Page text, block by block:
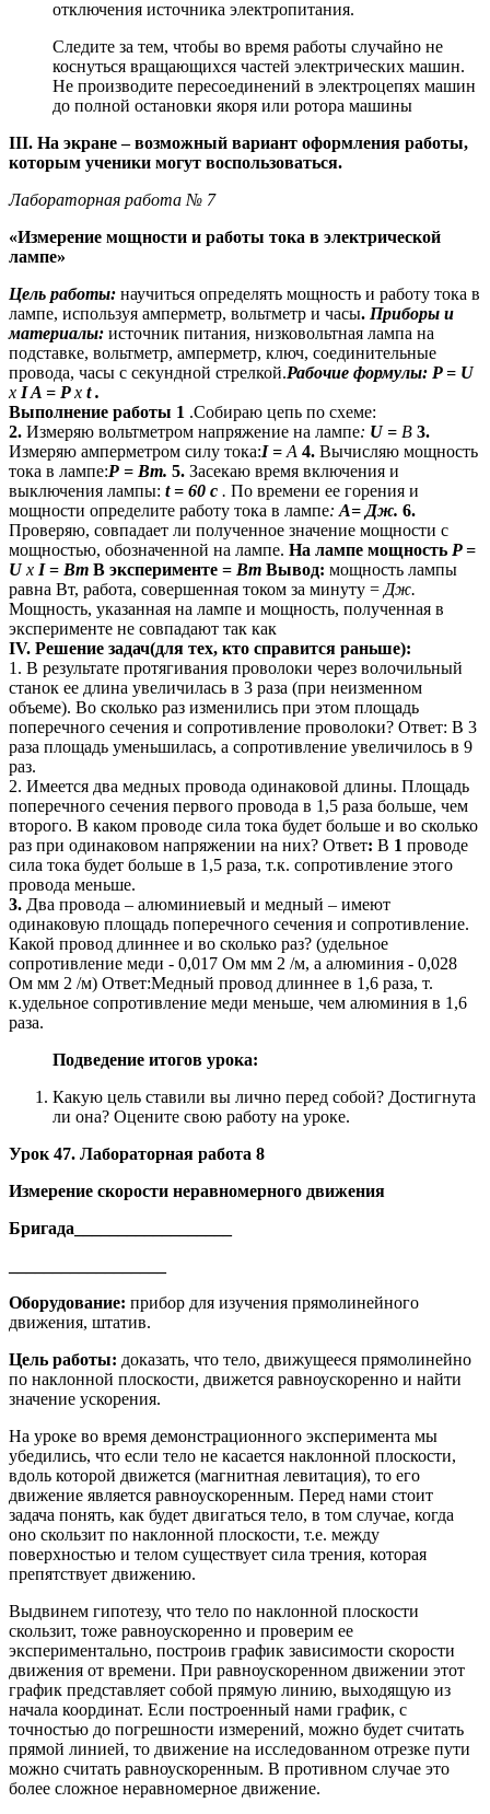
отключения источника электропитания.
Следите за тем, чтобы во время работы случайно не
коснуться вращающихся частей электрических машин.
Не производите пересоединений в электроцепях машин
до полной остановки якоря или ротора машины
III. На экране – возможный вариант оформления работы,
которым ученики могут воспользоваться.
Лабораторная работа № 7
«Измерение мощности и работы тока в электрической
лампе»
Цель работы: научиться определять мощность и работу тока в
лампе, используя амперметр, вольтметр и часы. Приборы и
материалы: источник питания, низковольтная лампа на
подставке, вольтметр, амперметр, ключ, соединительные
провода, часы с секундной стрелкой.Рабочие формулы: P = U
х IA = Pх t.
Выполнение работы 1 .Собираю цепь по схеме:
2. Измеряю вольтметром напряжение на лампе: U = B 3.
Измеряю амперметром силу тока:I = A 4. Вычисляю мощность
тока в лампе:Р = Вт. 5. Засекаю время включения и
выключения лампы: t = 60 c . По времени ее горения и
мощности определите работу тока в лампе: А= Дж. 6.
Проверяю, совпадает ли полученное значение мощности с
мощностью, обозначенной на лампе. На лампе мощность P =
Uх I= Вт В эксперименте = Вт Вывод: мощность лампы
равна Вт, работа, совершенная током за минуту = Дж.
Мощность, указанная на лампе и мощность, полученная в
эксперименте не совпадают так как
IV. Решение задач(для тех, кто справится раньше):
1. В результате протягивания проволоки через волочильный
станок ее длина увеличилась в 3 раза (при неизменном
объеме). Во сколько раз изменились при этом площадь
поперечного сечения и сопротивление проволоки? Ответ: В 3
раза площадь уменьшилась, а сопротивление увеличилось в 9
раз.
2. Имеется два медных провода одинаковой длины. Площадь
поперечного сечения первого провода в 1,5 раза больше, чем
второго. В каком проводе сила тока будет больше и во сколько
раз при одинаковом напряжении на них? Ответ: В 1 проводе
сила тока будет больше в 1,5 раза, т.к. сопротивление этого
провода меньше.
3. Два провода – алюминиевый и медный – имеют
одинаковую площадь поперечного сечения и сопротивление.
Какой провод длиннее и во сколько раз? (удельное
сопротивление меди - 0,017 Ом мм 2 /м, а алюминия - 0,028
Ом мм 2 /м) Ответ:Медный провод длиннее в 1,6 раза, т.
к.удельное сопротивление меди меньше, чем алюминия в 1,6
раза.
Подведение итогов урока:
Какую цель ставили вы лично перед собой? Достигнута
ли она? Оцените свою работу на уроке.
Урок 47. Лабораторная работа 8
Измерение скорости неравномерного движения
Бригада__________________
Оборудование: прибор для изучения прямолинейного
движения, штатив.
Цель работы: доказать, что тело, движущееся прямолинейно
по наклонной плоскости, движется равноускоренно и найти
значение ускорения.
На уроке во время демонстрационного эксперимента мы
убедились, что если тело не касается наклонной плоскости,
вдоль которой движется (магнитная левитация), то его
движение является равноускоренным. Перед нами стоит
задача понять, как будет двигаться тело, в том случае, когда
оно скользит по наклонной плоскости, т.е. между
поверхностью и телом существует сила трения, которая
препятствует движению.
Выдвинем гипотезу, что тело по наклонной плоскости
скользит, тоже равноускоренно и проверим ее
экспериментально, построив график зависимости скорости
движения от времени. При равноускоренном движении этот
график представляет собой прямую линию, выходящую из
начала координат. Если построенный нами график, с
точностью до погрешности измерений, можно будет считать
прямой линией, то движение на исследованном отрезке пути
можно считать равноускоренным. В противном случае это
более сложное неравномерное движение.